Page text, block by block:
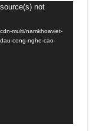
not
multi/namkhoaviet-
cong-nghe-cao-